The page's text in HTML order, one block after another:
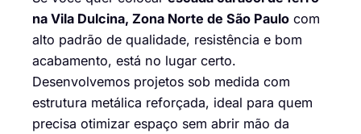
na Vila Dulcina, Zona Norte de São Paulo com
alto padrão de qualidade, resistência e bom
acabamento, está no lugar certo.
Desenvolvemos projetos sob medida com
estrutura metálica reforçada, ideal para quem
precisa otimizar espaço sem abrir mão da